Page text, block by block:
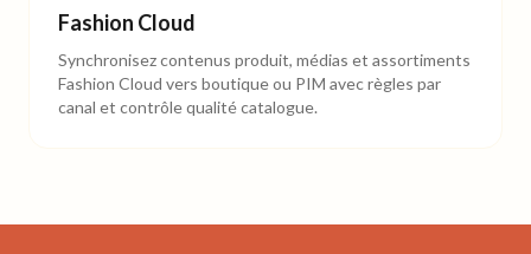
Fashion Cloud
Synchronisez contenus produit, médias et assortiments
Fashion Cloud vers boutique ou PIM avec règles par
canal et contrôle qualité catalogue.